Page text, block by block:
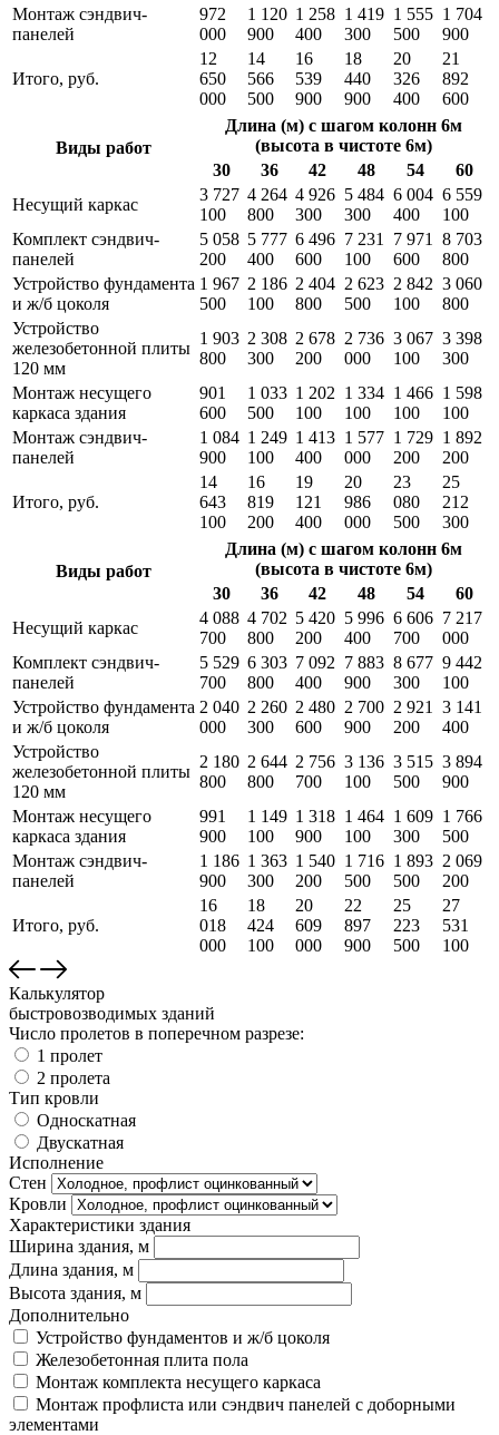
Монтаж сэндвич-
панелей
972
000
1 120
900
1 258
400
1 419
300
1 555
500
1 704
900
Итого, руб.
12
650
000
14
566
500
16
539
900
18
440
900
20
326
400
21
892
600
Виды работ
Длина (м) с шагом колонн 6м
(высота в чистоте 6м)
30
36 42 48 54
60
Несущий каркас
3 727
100
4 264
800
4 926
300
5 484
300
6 004
400
6 559
100
Комплект сэндвич-
панелей
5 058
200
5 777
400
6 496
600
7 231
100
7 971
600
8 703
800
Устройство фундамента
и ж/б цоколя
1 967
500
2 186
100
2 404
800
2 623
500
2 842
100
3 060
800
Устройство
железобетонной плиты
120 мм
1 903
800
2 308
300
2 678
200
2 736
000
3 067
100
3 398
300
Монтаж несущего
каркаса здания
901
600
1 033
500
1 202
100
1 334
100
1 466
100
1 598
100
Монтаж сэндвич-
панелей
1 084
900
1 249
100
1 413
400
1 577
000
1 729
200
1 892
200
Итого, руб.
14
643
100
16
819
200
19
121
400
20
986
000
23
080
500
25
212
300
Виды работ
Длина (м) с шагом колонн 6м
(высота в чистоте 6м)
30
36 42 48 54
60
Несущий каркас
4 088
700
4 702
800
5 420
200
5 996
400
6 606
700
7 217
000
Комплект сэндвич-
панелей
5 529
700
6 303
800
7 092
400
7 883
900
8 677
300
9 442
100
Устройство фундамента
и ж/б цоколя
2 040
000
2 260
300
2 480
600
2 700
900
2 921
200
3 141
400
Устройство
железобетонной плиты
120 мм
2 180
800
2 644
800
2 756
700
3 136
100
3 515
500
3 894
900
Монтаж несущего
каркаса здания
991
900
1 149
100
1 318
900
1 464
100
1 609
300
1 766
500
Монтаж сэндвич-
панелей
1 186
900
1 363
300
1 540
200
1 716
500
1 893
500
2 069
200
Итого, руб.
16
018
000
18
424
100
20
609
000
22
897
900
25
223
500
27
531
100
Калькулятор
быстровозводимых зданий
Число пролетов в поперечном разрезе:
1 пролет
2 пролета
Тип кровли
Односкатная
Двускатная
Исполнение
Стен
Кровли
Характеристики здания
Ширина здания, м
Длина здания, м
Высота здания, м
Дополнительно
Устройство фундаментов и ж/б цоколя
Железобетонная плита пола
Монтаж комплекта несущего каркаса
Монтаж профлиста или сэндвич панелей с доборными
элементами